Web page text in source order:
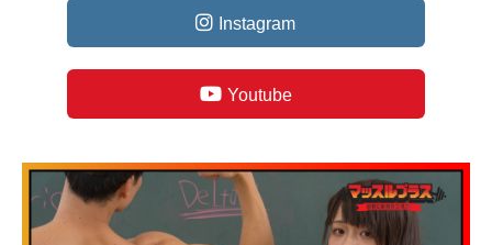
Instagram
Youtube